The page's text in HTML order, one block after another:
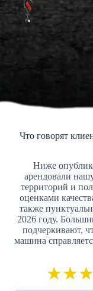
Что говорят
Ниже
арендовали
территорий и
оценками
также
2026 году.
подчеркивают,
машина
★★★